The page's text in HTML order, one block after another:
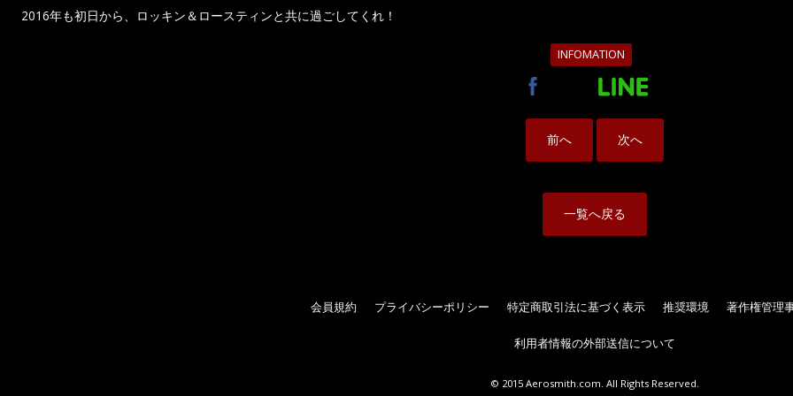
2016年も初日から、ロッキン＆ロースティンと共に過ごしてくれ！
INFOMATION
前へ 次へ
一覧へ戻る
会員規約 プライバシーポリシー 特定商取引法に基づく表示 推奨環境 著作権管理
利用者情報の外部送信について
© 2015 Aerosmith.com. All Rights Reserved.